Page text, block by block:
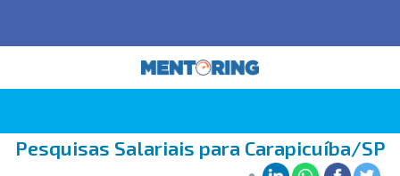
Pesquisas Salariais para Carapicuíba/SP